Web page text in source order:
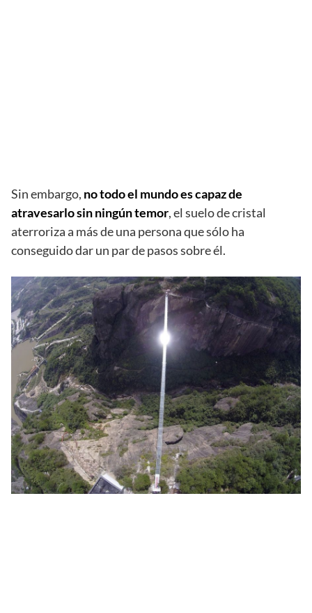
Sin embargo, no todo el mundo es capaz de
atravesarlo sin ningún temor, el suelo de cristal
aterroriza a más de una persona que sólo ha
conseguido dar un par de pasos sobre él.